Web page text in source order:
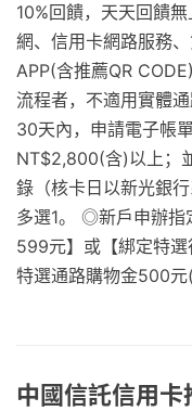
10%回饋，天天回饋
網、信用卡網路服務
APP(含推薦QR
流程者，不適用實體
30天內，申請電子帳
NT$2,800(含)以上；
錄（核卡日以新光銀
多選1。 ◎新戶申辦指
599元】或【綁定特
特選通路購物金500元
中國信託信用